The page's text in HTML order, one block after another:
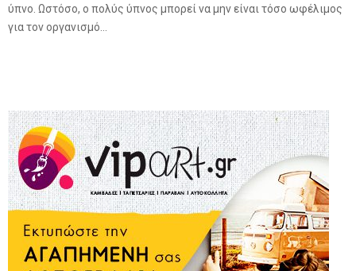
ύπνο. Ωστόσο, ο πολύς ύπνος μπορεί να μην είναι τόσο ωφέλιμος
για τον οργανισμό...